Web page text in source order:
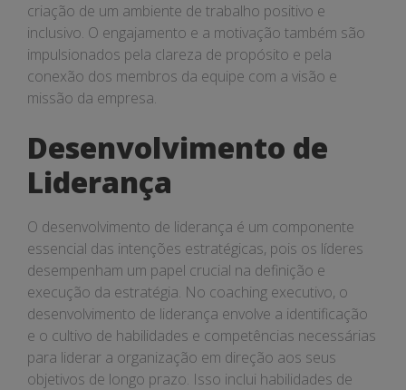
criação de um ambiente de trabalho positivo e
inclusivo. O engajamento e a motivação também são
impulsionados pela clareza de propósito e pela
conexão dos membros da equipe com a visão e
missão da empresa.
Desenvolvimento de
Liderança
O desenvolvimento de liderança é um componente
essencial das intenções estratégicas, pois os líderes
desempenham um papel crucial na definição e
execução da estratégia. No coaching executivo, o
desenvolvimento de liderança envolve a identificação
e o cultivo de habilidades e competências necessárias
para liderar a organização em direção aos seus
objetivos de longo prazo. Isso inclui habilidades de